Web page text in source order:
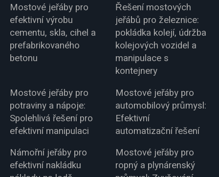
Mostové jeřáby pro
efektivní výrobu
cementu, skla, cihel a
prefabrikovaného
betonu
Řešení mostových
jeřábů pro železnice:
pokládka kolejí, údržba
kolejových vozidel a
manipulace s
kontejnery
Mostové jeřáby pro
potraviny a nápoje:
Spolehlivá řešení pro
efektivní manipulaci
Mostové jeřáby pro
automobilový průmysl:
Efektivní
automatizační řešení
Námořní jeřáby pro
efektivní nakládku
Mostové jeřáby pro
ropný a plynárenský